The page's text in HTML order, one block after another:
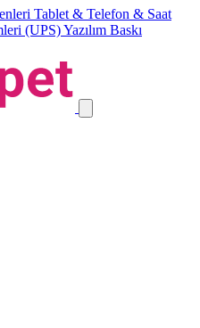
Tablet & Telefon & Saat
(UPS)Yazılım Baskı